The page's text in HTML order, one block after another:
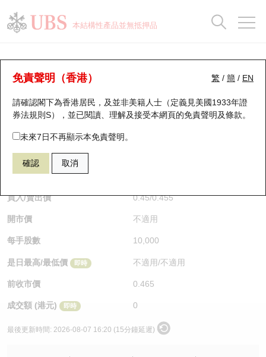
本結構性產品並無抵押品
繁 / 簡 / EN
免責聲明（香港）
請確認閣下為香港居民，及並非美籍人士（定義見美國1933年證
券法規則S），並已閱讀、理解及接受本網頁的免責聲明及條款。
未來7日不再顯示本免責聲明。
確認 取消
牛熊證分析儀
表現 街貨統計 比較
54070 瑞銀熊證 HSI 恒生指數
$0.455 0.01
買入/賣出價 0.45/0.455
開市價 不適用
每手股數 10,000
是日最高/最低價 即時 不適用/不適用
前收市價 0.465
成交額 (港元) 即時 0
最後更新時間: 2026-08-07 16:20 (15分鐘延遲)
瑞銀認股證一覽
新發行瑞銀認股證
即將到期認股證
認股證到期結算價查詢
認股證分析儀
認股證速算機
認股證/牛熊證日誌
認股證文件及公告
街貨統計
比較
牛熊全景快搜
牛熊證搜尋
牛熊證街貨分佈圖
正股牛熊證列表
新發行瑞銀牛熊證
已收回牛熊證剩餘價值
牛熊證到期結算價查詢
牛熊證分析儀
街貨統計
比較
十大升幅/跌幅
十大認股證成交分佈
十天股證佔大市成交
資金流
街貨統計
三十大平均引伸波幅
正股分析儀
二十大活躍股份
恒指成份股
國指成份股
科指成份股
相關資產沽空
中資ETFs溢價比較
AH 股價對照
持股比重
顯示所有持股比重
每月輪證大市專題
輪證專欄
講座及教育短片
認股證投資者教育
牛熊證投資者教育
認股證牛熊證常問問題